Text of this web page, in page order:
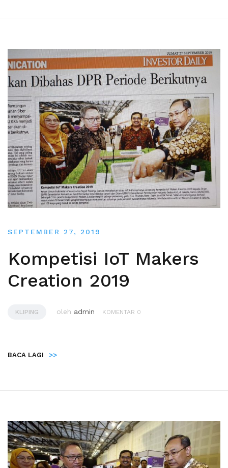
SEPTEMBER 27, 2019
Kompetisi IoT Makers
Creation 2019
KLIPING oleh admin KOMENTAR 0
BACA LAGI >>